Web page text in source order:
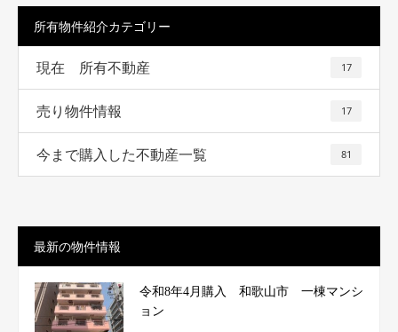
所有物件紹介カテゴリー
現在 所有不動産 17
売り物件情報 17
今まで購入した不動産一覧 81
最新の物件情報
令和8年4月購入 和歌山市 一棟マンシ
ョン